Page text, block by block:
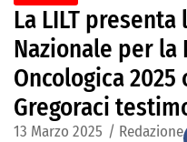
La LILT
Nazionale per la
Oncologica
Gregoraci
13 Marzo 2025 / Redazione